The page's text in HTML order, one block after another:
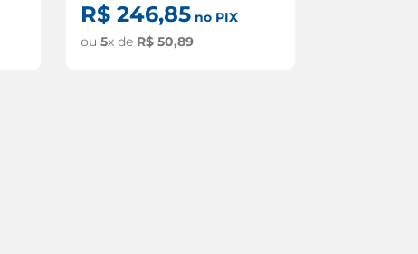
R$ 246,85no PIX
ou 5x de R$ 50,89